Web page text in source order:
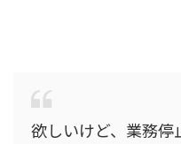
欲しいけど、業務停